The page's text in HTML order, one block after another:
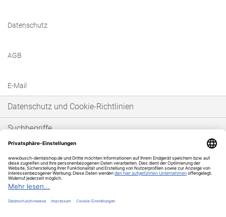
Datenschutz
AGB
E-Mail
Datenschutz und Cookie-Richtlinien
Suchbegriffe
Bestellungen und Rücksendungen